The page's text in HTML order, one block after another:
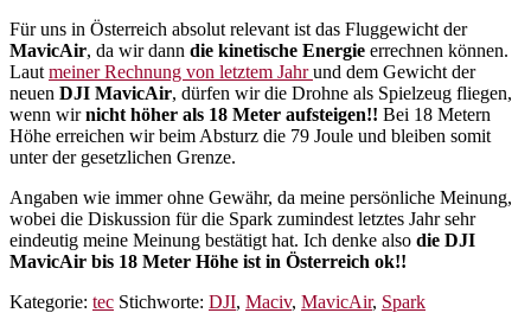
Für uns in Österreich absolut relevant ist das Fluggewicht der
MavicAir, da wir dann die kinetische Energie errechnen können.
Laut meiner Rechnung von letztem Jahrund dem Gewicht der
neuen DJI MavicAir, dürfen wir die Drohne als Spielzeug fliegen,
wenn wirnicht höher als 18 Meter aufsteigen!! Bei 18 Metern
Höhe erreichen wir beim Absturz die 79 Joule und bleiben somit
unter der gesetzlichen Grenze.
Angaben wie immer ohne Gewähr, da meine persönliche Meinung,
wobei die Diskussion für die Spark zumindest letztes Jahr sehr
eindeutig meine Meinung bestätigt hat. Ich denke also die DJI
MavicAir bis 18 Meter Höhe ist in Österreich ok!!
Kategorie: tec Stichworte: DJI, Maciv, MavicAir, Spark